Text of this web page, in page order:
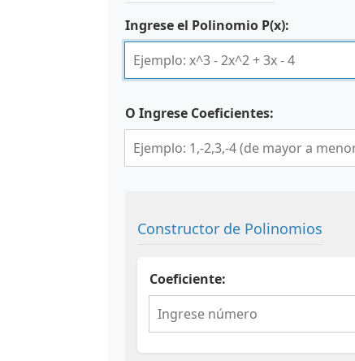
Ingrese el Polinomio P(x):
O Ingrese Coeficientes:
Constructor de Polinomios
Coeficiente: